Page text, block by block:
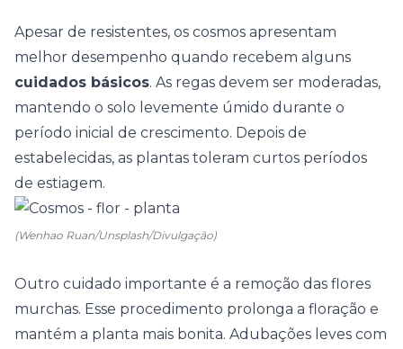
Apesar de resistentes, os cosmos apresentam
melhor desempenho quando recebem alguns
cuidados básicos. As regas devem ser moderadas,
mantendo o solo levemente úmido durante o
período inicial de crescimento. Depois de
estabelecidas, as plantas toleram curtos períodos
de estiagem.
(Wenhao Ruan/Unsplash/Divulgação)
Outro cuidado importante é a remoção das flores
murchas. Esse procedimento prolonga a floração e
mantém a planta mais bonita. Adubações leves com